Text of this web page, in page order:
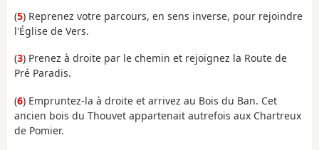
(5) Reprenez votre parcours, en sens inverse, pour rejoindre
l'Église de Vers.
(3) Prenez à droite par le chemin et rejoignez la Route de
Pré Paradis.
(6) Empruntez-la à droite et arrivez au Bois du Ban. Cet
ancien bois du Thouvet appartenait autrefois aux Chartreux
de Pomier.